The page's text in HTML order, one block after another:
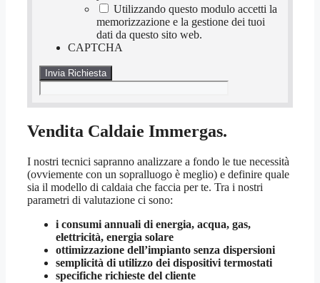
Utilizzando questo modulo accetti la
memorizzazione e la gestione dei tuoi
dati da questo sito web.
CAPTCHA
Vendita Caldaie Immergas.
I nostri tecnici sapranno analizzare a fondo le tue necessità
(ovviemente con un sopralluogo è meglio) e definire quale
sia il modello di caldaia che faccia per te. Tra i nostri
parametri di valutazione ci sono:
i consumi annuali di energia, acqua, gas,
elettricità, energia solare
ottimizzazione dell’impianto senza dispersioni
semplicità di utilizzo dei dispositivi termostati
specifiche richieste del cliente